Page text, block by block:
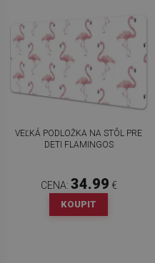
VEĽKÁ PODLOŽKA NA STÔL PRE
DETI FLAMINGOS
CENA: 34.99 €
KOUPIT